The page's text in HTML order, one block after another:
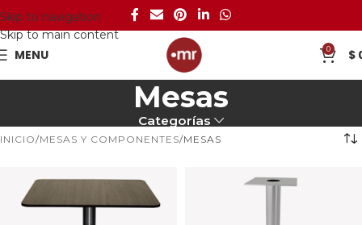
Skip to navigation
Skip to main content
MENU 0 $
Mesas
Categorías
INICIO MESAS Y COMPONENTES MESAS